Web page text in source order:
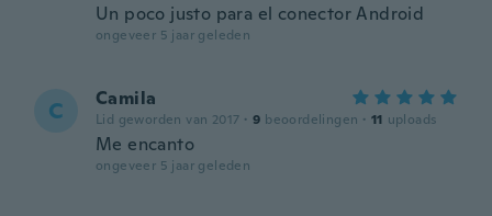
Un poco justo para el conector Android
ongeveer 5 jaar geleden
C Camila
Lid geworden van 2017 · 9 beoordelingen · 11 uploads
Me encanto
ongeveer 5 jaar geleden